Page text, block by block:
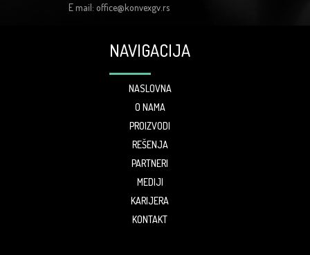
E mail: office@konvexgv.rs
NAVIGACIJA
NASLOVNA
O NAMA
PROIZVODI
REŠENJA
PARTNERI
MEDIJI
KARIJERA
KONTAKT